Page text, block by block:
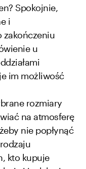
Spokojnie,
i
zakończeniu
u
im możliwość
rozmiary
na atmosferę
nie popłynąć
kto kupuje